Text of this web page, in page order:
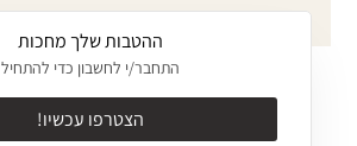
KAHIKO GIVES BACK
ההטבות שלך מחכות
התחבר/י לחשבון כדי להתחיל
הצטרפו עכשיו!